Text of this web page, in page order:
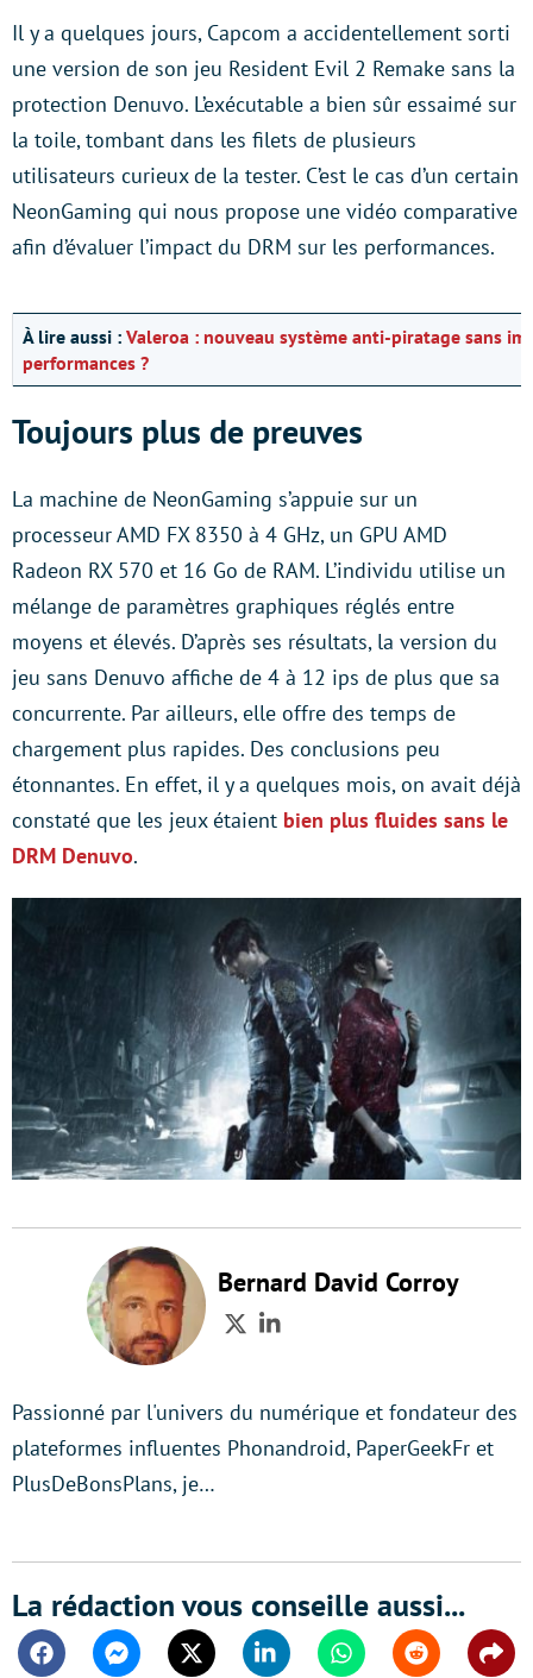
Il y a quelques jours, Capcom a accidentellement sorti
une version de son jeu Resident Evil 2 Remake sans la
protection Denuvo. L’exécutable a bien sûr essaimé sur
la toile, tombant dans les filets de plusieurs
utilisateurs curieux de la tester. C’est le cas d’un certain
NeonGaming qui nous propose une vidéo comparative
afin d’évaluer l’impact du DRM sur les performances.
À lire aussi : Valeroa : nouveau système anti-piratage sans
performances ?
Toujours plus de preuves
La machine de NeonGaming s’appuie sur un
processeur AMD FX 8350 à 4 GHz, un GPU AMD
Radeon RX 570 et 16 Go de RAM. L’individu utilise un
mélange de paramètres graphiques réglés entre
moyens et élevés. D’après ses résultats, la version du
jeu sans Denuvo affiche de 4 à 12 ips de plus que sa
concurrente. Par ailleurs, elle offre des temps de
chargement plus rapides. Des conclusions peu
étonnantes. En effet, il y a quelques mois, on avait déjà
constaté que les jeux étaient bien plus fluides sans le
DRM Denuvo.
Bernard David Corroy
TwitterLinkedIn
Passionné par l'univers du numérique et fondateur des
plateformes influentes Phonandroid, PaperGeekFr et
PlusDeBonsPlans, je…
La rédaction vous conseille aussi...
FacebookMessengerTwitter Linkedin WhatsappReddit